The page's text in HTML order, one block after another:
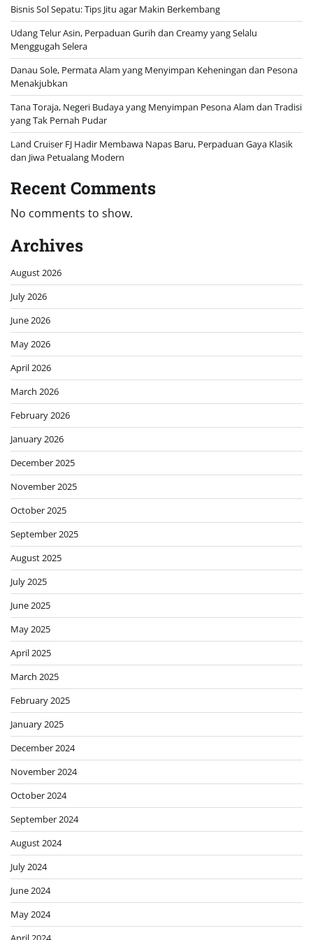
Bisnis Sol Sepatu: Tips Jitu agar Makin Berkembang
Udang Telur Asin, Perpaduan Gurih dan Creamy yang Selalu
Menggugah Selera
Danau Sole, Permata Alam yang Menyimpan Keheningan dan Pesona
Menakjubkan
Tana Toraja, Negeri Budaya yang Menyimpan Pesona Alam dan Tradisi
yang Tak Pernah Pudar
Land Cruiser FJ Hadir Membawa Napas Baru, Perpaduan Gaya Klasik
dan Jiwa Petualang Modern
Recent Comments
No comments to show.
Archives
August 2026
July 2026
June 2026
May 2026
April 2026
March 2026
February 2026
January 2026
December 2025
November 2025
October 2025
September 2025
August 2025
July 2025
June 2025
May 2025
April 2025
March 2025
February 2025
January 2025
December 2024
November 2024
October 2024
September 2024
August 2024
July 2024
June 2024
May 2024